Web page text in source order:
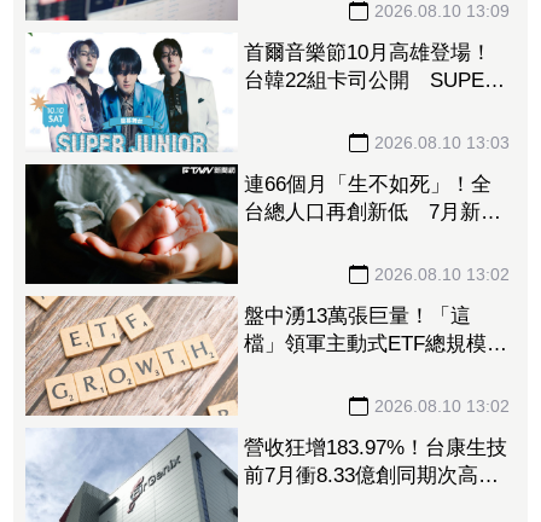
2026.08.10 13:09
首爾音樂節10月高雄登場！
台韓22組卡司公開 SUPER
2026.08.10 13:03
連66個月「生不如死」！全
台總人口再創新低 7月新生
2026.08.10 13:02
盤中湧13萬張巨量！「這
檔」領軍主動式ETF總規模飆
00403A逾23萬張2026.08.10 13:02
營收狂增183.97%！台康生技
前7月衝8.33億創同期次高